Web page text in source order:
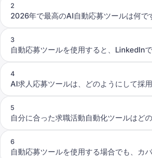
2
2026年で最高のAI自動応募ツールは何で
3
自動応募ツールを使用すると、LinkedIn
4
AI求人応募ツールは、どのようにして採
5
自分に合った求職活動自動化ツールはど
6
自動応募ツールを使用する場合でも、カ